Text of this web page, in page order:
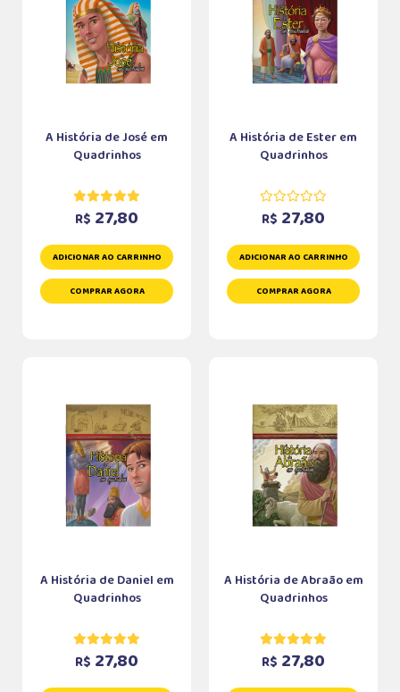
A História de José em
Quadrinhos
R$ 27,80
ADICIONAR AO CARRINHO
COMPRAR AGORA
A História de Ester em
Quadrinhos
R$ 27,80
ADICIONAR AO CARRINHO
COMPRAR AGORA
A História de Daniel em
Quadrinhos
R$ 27,80
A História de Abraão em
Quadrinhos
R$ 27,80